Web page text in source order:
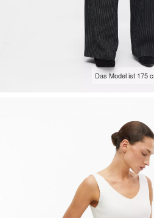
Das Model ist 175